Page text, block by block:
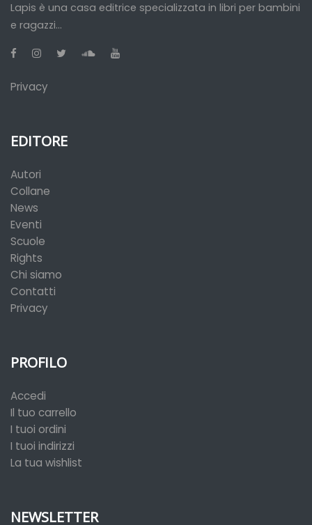
Lapis è una casa editrice specializzata in libri per bambini
e ragazzi...
Privacy
EDITORE
Autori
Collane
News
Eventi
Scuole
Rights
Chi siamo
Contatti
Privacy
PROFILO
Accedi
Il tuo carrello
I tuoi ordini
I tuoi indirizzi
La tua wishlist
NEWSLETTER